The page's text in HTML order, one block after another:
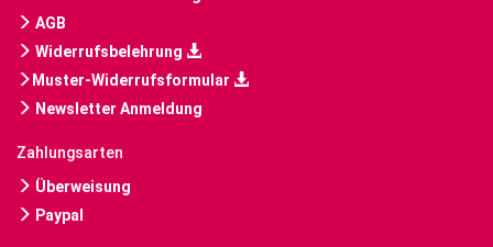
AGB
Widerrufsbelehrung
Muster-Widerrufsformular
Newsletter Anmeldung
Zahlungsarten
Überweisung
Paypal